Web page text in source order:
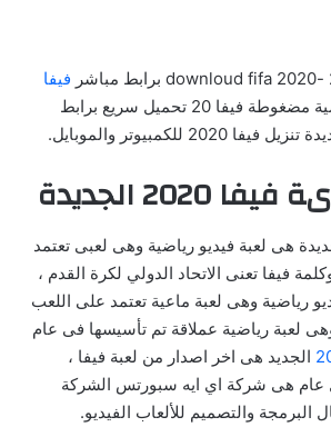
فيفا
لعبة فيفا الرياضية مضغوطة فيفا 20 تحميل سريع برابط
الجديدة
فيفا 2020 الجديدة هى لعبة فيديو رياضية وهى لعبى تعتمد
فيفا تعنى الاتحاد الدولي لكرة القدم ،
رياضية وهى لعبة ماعية تعتمد على اللعب
لعبة رياضية عملاقة تم تأسيسها فى عام
الجديد هى اخر اصدار من لعبة فيفا ،
عام هى شركة اي ايه سبورتس الشركة
والتصميم للألعاب الفيديو.